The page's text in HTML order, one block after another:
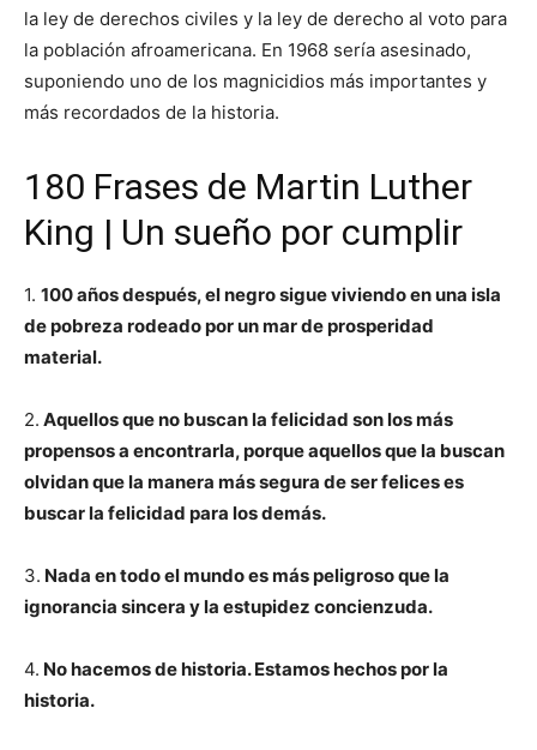
la ley de derechos civiles y la ley de derecho al voto para
la población afroamericana. En 1968 sería asesinado,
suponiendo uno de los magnicidios más importantes y
más recordados de la historia.
180 Frases de Martin Luther
King | Un sueño por cumplir
1. 100 años después, el negro sigue viviendo en una isla
de pobreza rodeado por un mar de prosperidad
material.
2. Aquellos que no buscan la felicidad son los más
propensos a encontrarla, porque aquellos que la buscan
olvidan que la manera más segura de ser felices es
buscar la felicidad para los demás.
3. Nada en todo el mundo es más peligroso que la
ignorancia sincera y la estupidez concienzuda.
4. No hacemos de historia. Estamos hechos por la
historia.